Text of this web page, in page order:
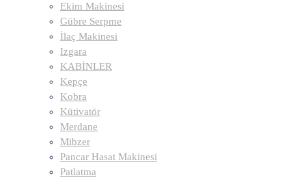
Ekim Makinesi
Gübre Serpme
İlaç Makinesi
Izgara
KABİNLER
Kepçe
Kobra
Kütivatör
Merdane
Mibzer
Pancar Hasat Makinesi
Patlatma